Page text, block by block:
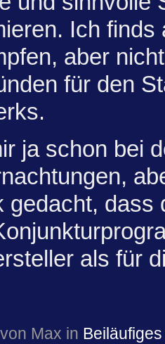
Ich finds
aber
für den
ja schon bei
gedacht, dass
als für
Max in Beiläufiges